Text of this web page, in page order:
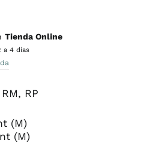
Tienda Online
a 4 días
RP
(M)
(M)